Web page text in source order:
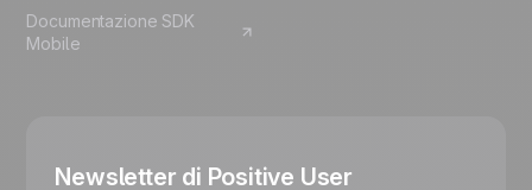
Documentazione SDK
Mobile
Newsletter di Positive User